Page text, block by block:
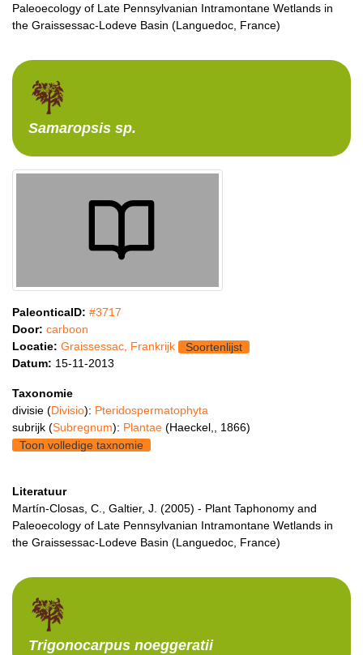
Paleoecology of Late Pennsylvanian Intramontane Wetlands in
the Graissessac-Lodeve Basin (Languedoc, France)
Samaropsis sp.
PaleonticaID: #3717
Door: carboon
Locatie: Graissessac, Frankrijk
Soortenlijst
Datum: 15-11-2013
Taxonomie
divisie (Divisio): Pteridospermatophyta
subrijk (Subregnum): Plantae (Haeckel,, 1866)
Toon volledige taxnomie
Literatuur
Martín-Closas, C., Galtier, J. (2005) - Plant Taphonomy and
Paleoecology of Late Pennsylvanian Intramontane Wetlands in
the Graissessac-Lodeve Basin (Languedoc, France)
Trigonocarpus noeggeratii